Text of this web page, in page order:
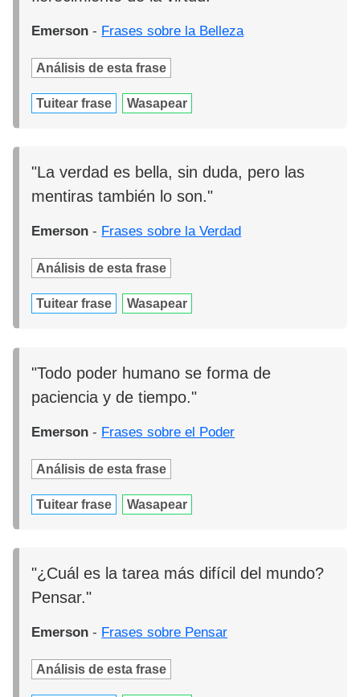
Emerson - Frases sobre la Belleza
Análisis de esta frase
Tuitear frase Wasapear
"La verdad es bella, sin duda, pero las
mentiras también lo son."
Emerson - Frases sobre la Verdad
Análisis de esta frase
Tuitear frase Wasapear
"Todo poder humano se forma de
paciencia y de tiempo."
Emerson - Frases sobre el Poder
Análisis de esta frase
Tuitear frase Wasapear
"¿Cuál es la tarea más difícil del mundo?
Pensar."
Emerson - Frases sobre Pensar
Análisis de esta frase